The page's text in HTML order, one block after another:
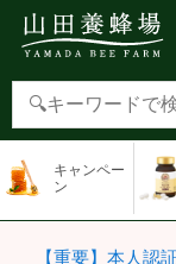
キャンペー
ン
【重要】本人認